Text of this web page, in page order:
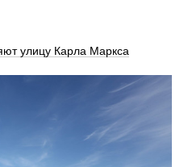
улицу Карла Маркса